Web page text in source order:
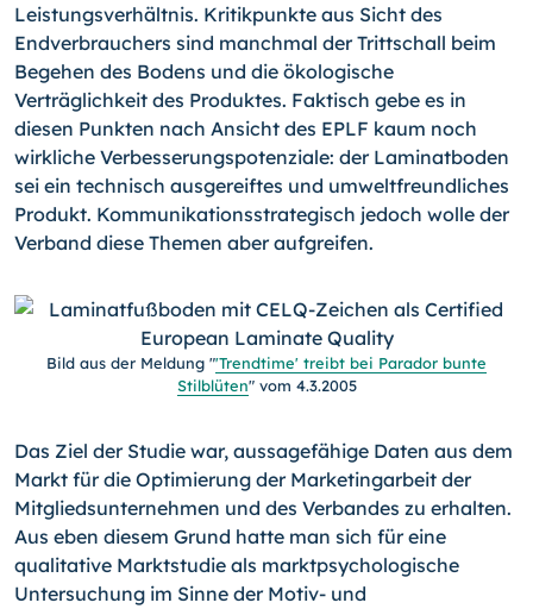
Leistungsverhältnis. Kritikpunkte aus Sicht des
Endverbrauchers sind manchmal der Trittschall beim
Begehen des Bodens und die ökologische
Verträglichkeit des Produktes. Faktisch gebe es in
diesen Punkten nach Ansicht des EPLF kaum noch
wirkliche Verbesserungspotenziale: der Laminatboden
sei ein technisch ausgereiftes und umweltfreundliches
Produkt. Kommunikationsstrategisch jedoch wolle der
Verband diese Themen aber aufgreifen.
Bild aus der Meldung "'Trendtime' treibt bei Parador bunte
Stilblüten" vom 4.3.2005
Das Ziel der Studie war, aussagefähige Daten aus dem
Markt für die Optimierung der Marketingarbeit der
Mitgliedsunternehmen und des Verbandes zu erhalten.
Aus eben diesem Grund hatte man sich für eine
qualitative Marktstudie als marktpsychologische
Untersuchung im Sinne der Motiv- und